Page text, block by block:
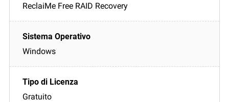
ReclaiMe Free RAID Recovery
Windows
Gratuito